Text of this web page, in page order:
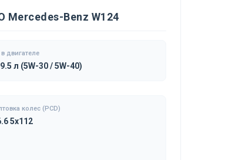
Mercedes-Benz W124
двигателе
л (5W-30 / 5W-40)
колес (PCD)
5x112